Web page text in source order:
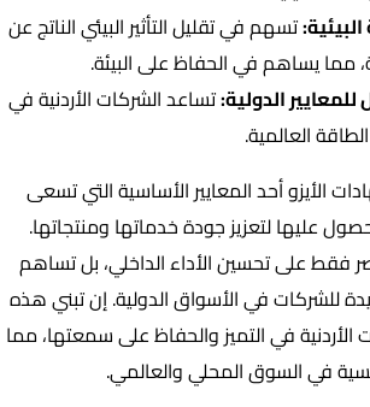
تسهم في تقليل التأثير البيئي الناتج عن
مما يساهم في الحفاظ على البيئة.
الدولية:تساعد الشركات الأردنية في
العالمية.
الأيزو أحد المعايير الأساسية التي تسعى
عليها لتعزيز جودة خدماتها ومنتجاتها.
فقط على تحسين الأداء الداخلي، بل تساهم
للشركات في الأسواق الدولية. إن تبني هذه
الأردنية في التميز والحفاظ على سمعتها، مما
في السوق المحلي والعالمي.